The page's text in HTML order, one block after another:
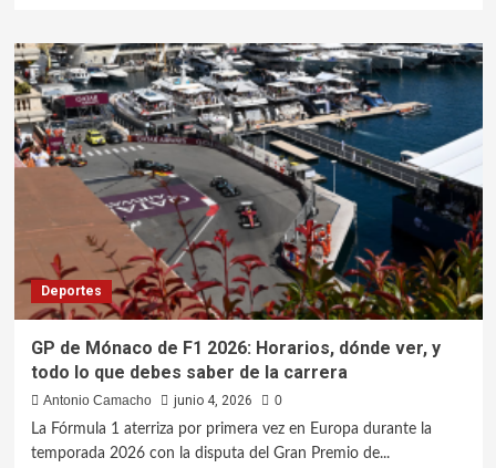
Deportes
GP de Mónaco de F1 2026: Horarios, dónde ver, y
todo lo que debes saber de la carrera
Antonio Camacho junio 4, 2026
0
La Fórmula 1 aterriza por primera vez en Europa durante la
temporada 2026 con la disputa del Gran Premio de...